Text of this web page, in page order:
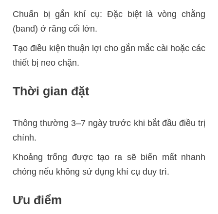
Chuẩn bị gắn khí cụ: Đặc biệt là vòng chằng
(band) ở răng cối lớn.
Tạo điều kiện thuận lợi cho gắn mắc cài hoặc các
thiết bị neo chặn.
Thời gian đặt
Thông thường 3–7 ngày trước khi bắt đầu điều trị
chính.
Khoảng trống được tạo ra sẽ biến mất nhanh
chóng nếu không sử dụng khí cụ duy trì.
Ưu điểm